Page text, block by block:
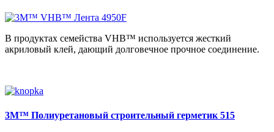
В продуктах семейства VHB™ используется жесткий
акриловый клей, дающий долговечное прочное соединение.
3M™ Полиуретановый строительный герметик 515